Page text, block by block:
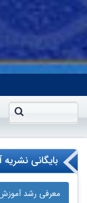
بایگانی نشریه
معرفی رشد